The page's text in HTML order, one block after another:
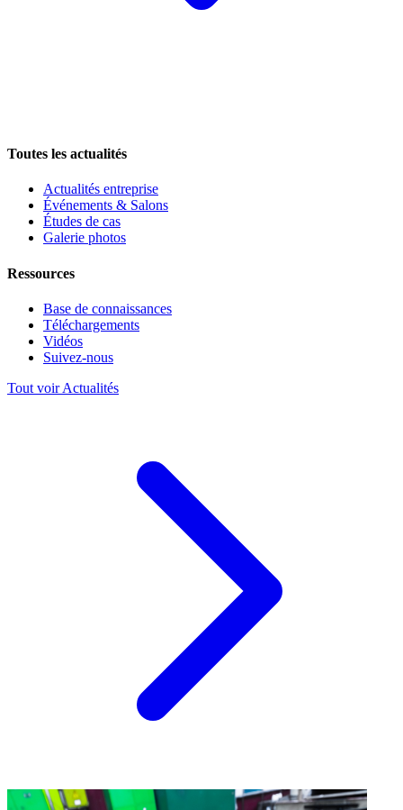
Toutes les actualités
Actualités entreprise
Événements & Salons
Études de cas
Galerie photos
Ressources
Base de connaissances
Téléchargements
Vidéos
Suivez-nous
Tout voir Actualités